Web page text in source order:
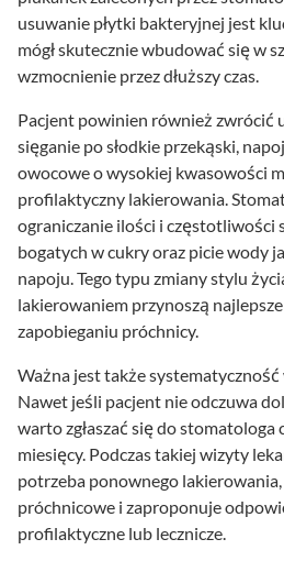
usuwanie płytki bakteryjnej jest
mógł skutecznie wbudować się w
wzmocnienie przez dłuższy czas.
Pacjent powinien również zwrócić
sięganie po słodkie przekąski,
owocowe o wysokiej kwasowości
profilaktyczny lakierowania.
ograniczanie ilości i
bogatych w cukry oraz picie wody
napoju. Tego typu zmiany stylu
lakierowaniem przynoszą
zapobieganiu próchnicy.
Ważna jest także
Nawet jeśli pacjent nie odczuwa
warto zgłaszać się do stomatologa
miesięcy. Podczas takiej wizyty
potrzeba ponownego
próchnicowe i zaproponuje
profilaktyczne lub lecznicze.